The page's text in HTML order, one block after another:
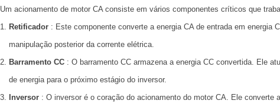
Um acionamento de motor CA consiste em vários componentes críticos que
Retificador: Este componente converte a energia CA de entrada em energia
manipulação posterior da corrente elétrica.
Barramento CC: O barramento CC armazena a energia CC convertida. Ele
de energia para o próximo estágio do inversor.
Inversor: O inversor é o coração do acionamento do motor CA. Ele converte